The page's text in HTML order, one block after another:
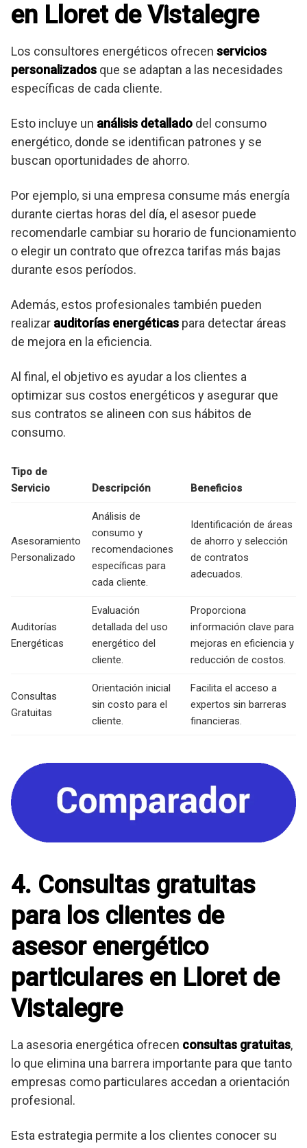
en Lloret de Vistalegre
Los consultores energéticos ofrecen servicios
personalizados que se adaptan a las necesidades
específicas de cada cliente.
Esto incluye un análisis detallado del consumo
energético, donde se identifican patrones y se
buscan oportunidades de ahorro.
Por ejemplo, si una empresa consume más energía
durante ciertas horas del día, el asesor puede
recomendarle cambiar su horario de funcionamiento
o elegir un contrato que ofrezca tarifas más bajas
durante esos períodos.
Además, estos profesionales también pueden
realizar auditorías energéticas para detectar áreas
de mejora en la eficiencia.
Al final, el objetivo es ayudar a los clientes a
optimizar sus costos energéticos y asegurar que
sus contratos se alineen con sus hábitos de
consumo.
Tipo de
Servicio
Descripción Beneficios
Asesoramiento
Personalizado
Análisis de
consumo y
recomendaciones
específicas para
cada cliente.
Identificación de áreas
de ahorro y selección
de contratos
adecuados.
Auditorías
Energéticas
Evaluación
detallada del uso
energético del
cliente.
Proporciona
información clave para
mejoras en eficiencia y
reducción de costos.
Consultas
Gratuitas
Orientación inicial
sin costo para el
cliente.
Facilita el acceso a
expertos sin barreras
financieras.
4. Consultas gratuitas
para los clientes de
asesor energético
particulares en Lloret de
Vistalegre
La asesoria energética ofrecen consultas gratuitas,
lo que elimina una barrera importante para que tanto
empresas como particulares accedan a orientación
profesional.
Esta estrategia permite a los clientes conocer su